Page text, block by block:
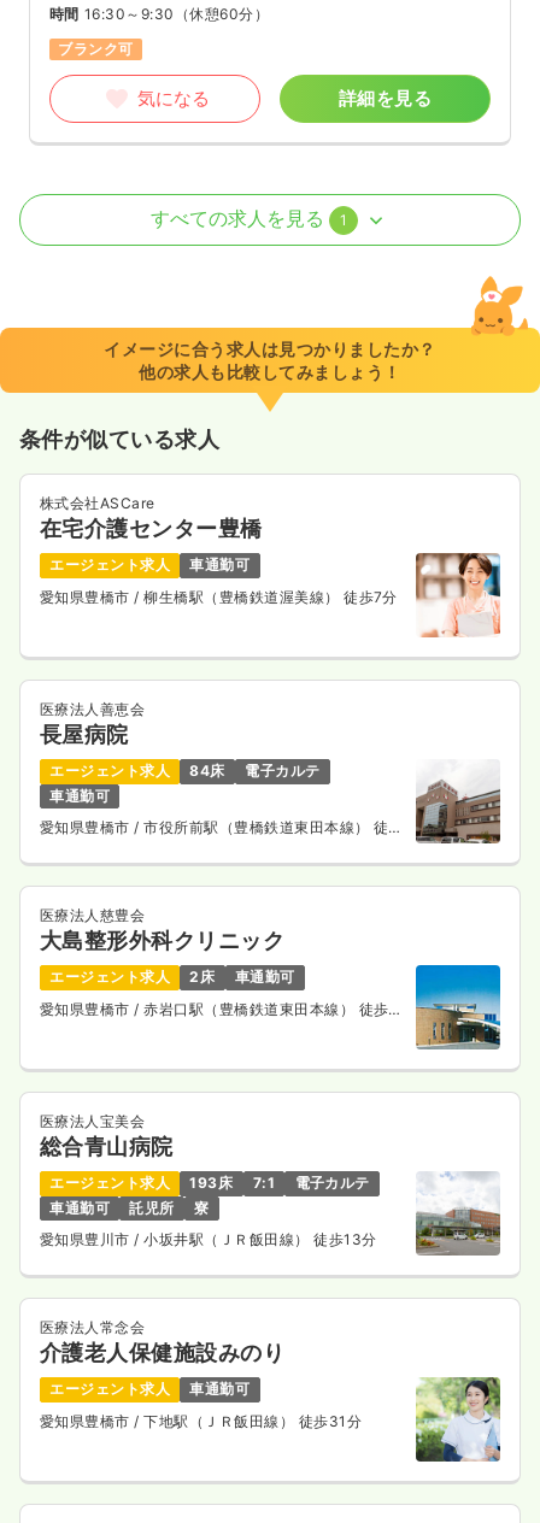
時間 16:30～9:30 （休憩60分）
ブランク可
気になる 詳細を見る
外来
年間休日120日
すべての求人を見る 1
イメージに合う求人は見つかりましたか？
他の求人も比較してみましょう！
条件が似ている求人
株式会社ASCare
在宅介護センター豊橋
エージェント求人
車通勤可
愛知県豊橋市 / 柳生橋駅（豊橋鉄道渥美線） 徒歩7分
医療法人善恵会
長屋病院
エージェント求人 84床
電子カルテ
車通勤可
愛知県豊橋市/ 市役所前駅（豊橋鉄道東田本線） 徒歩
医療法人慈豊会
大島整形外科クリニック
エージェント求人 2床
車通勤可
愛知県豊橋市 / 赤岩口駅（豊橋鉄道東田本線） 徒歩2
医療法人宝美会
総合青山病院
エージェント求人 193床 7:1
電子カルテ
車通勤可
託児所
寮
愛知県豊川市/ 小坂井駅（ＪＲ飯田線） 徒歩13分
医療法人常念会
介護老人保健施設みのり
エージェント求人
車通勤可
愛知県豊橋市 / 下地駅（ＪＲ飯田線） 徒歩31分